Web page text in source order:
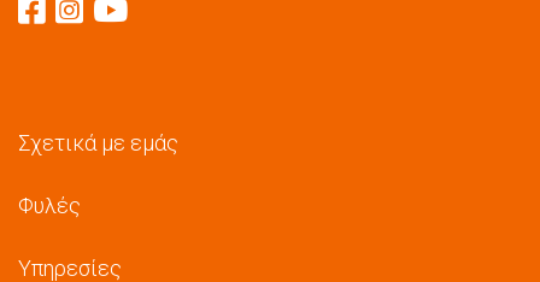
Σχετικά με εμάς
Φυλές
Υπηρεσίες